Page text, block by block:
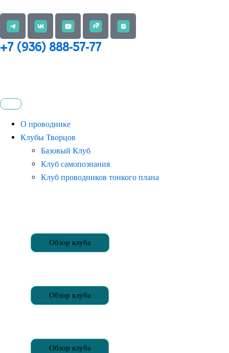
содержимому
+7 (936) 888-57-77
О проводнике
Клубы Творцов
Базовый Клуб
Клуб самопознания
Клуб проводников тонкого плана
Обзор клуба
Обзор клуба
Обзор клуба